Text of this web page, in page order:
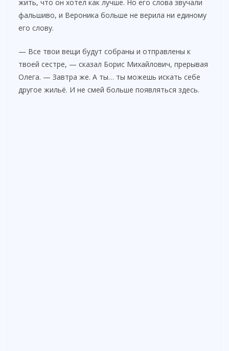
жить, что он хотел как лучше. Но его слова звучали
фальшиво, и Вероника больше не верила ни единому
его слову.
— Все твои вещи будут собраны и отправлены к
твоей сестре, — сказал Борис Михайлович, прерывая
Олега. — Завтра же. А ты… ты можешь искать себе
другое жильё. И не смей больше появляться здесь.